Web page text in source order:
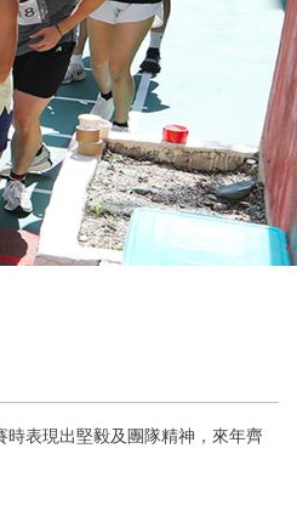
表現出堅毅及團隊精神，來年齊